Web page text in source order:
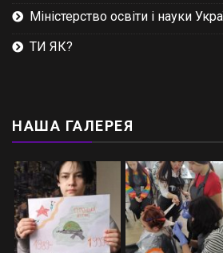
Міністерство освіти і науки
ТИ ЯК?
НАША ГАЛЕРЕЯ